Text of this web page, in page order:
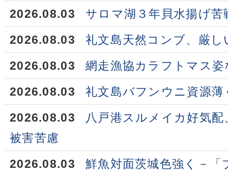
2026.08.03
サロマ湖３年貝水揚げ苦
2026.08.03
礼文島天然コンブ、厳し
2026.08.03
網走漁協カラフトマス
2026.08.03
礼文島バフンウニ資源薄
2026.08.03
八戸港スルメイカ好気
被害苦慮
2026.08.03
鮮魚対面茨城色強く－